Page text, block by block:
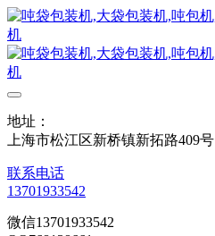
地址：
上海市松江区新桥镇新拓路409号
联系电话
13701933542
微信13701933542